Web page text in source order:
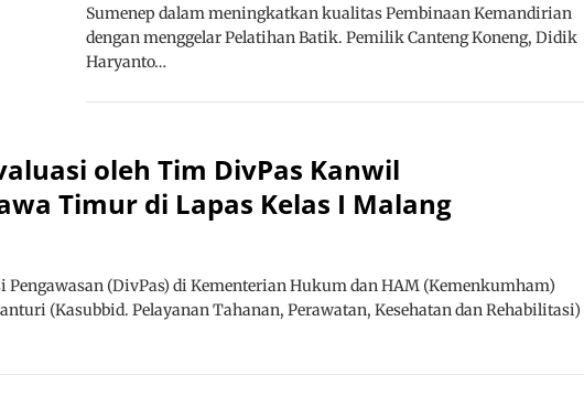
Sumenep dalam meningkatkan kualitas Pembinaan Kemandirian
dengan menggelar Pelatihan Batik. Pemilik Canteng Koneng, Didik
Haryanto…
oleh Tim DivPas Kanwil
Timur di Lapas Kelas I Malang
(DivPas) di Kementerian Hukum dan HAM (Kemenkumham)
(Kasubbid. Pelayanan Tahanan, Perawatan, Kesehatan dan Rehabilitasi)